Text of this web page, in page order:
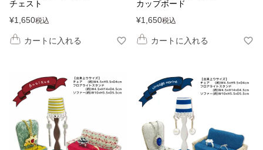
チェスト
¥1,650税込
カートに入れる
カップボード
¥1,650税込
カートに入れる